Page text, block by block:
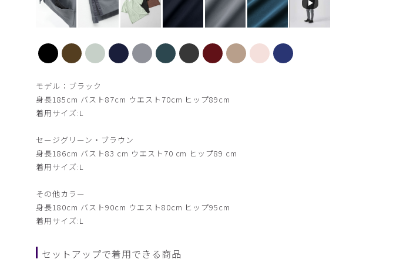
【新色】ブラウン
モデル：ブラック
身長185cm バスト87cm ウエスト70cm ヒップ89cm
着用サイズ:L
セージグリーン・ブラウン
身長186cm バスト83 cm ウエスト70 cm ヒップ89 cm
着用サイズ:L
その他カラー
身長180cm バスト90cm ウエスト80cm ヒップ95cm
着用サイズ:L
セットアップで着用できる商品